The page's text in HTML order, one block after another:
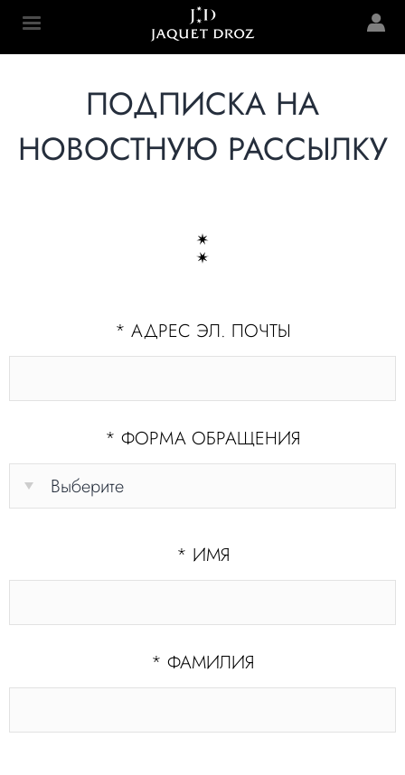
content
Jaquet Droz
ПОДПИСКА НА
НОВОСТНУЮ РАССЫЛКУ
* АДРЕС ЭЛ. ПОЧТЫ
* ФОРМА ОБРАЩЕНИЯ
* ИМЯ
* ФАМИЛИЯ